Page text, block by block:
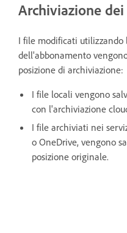
Archiviazione
I file modificati utilizzando
dell'abbonamento
posizione di archiviazione:
I file locali vengono
con l'archiviazione
I file archiviati nei
o OneDrive, vengono
posizione originale.